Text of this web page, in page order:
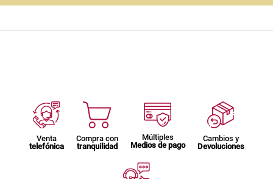
Venta
telefónica
Compra con
tranquilidad
Múltiples
Medios de pago
Cambios y
Devoluciones